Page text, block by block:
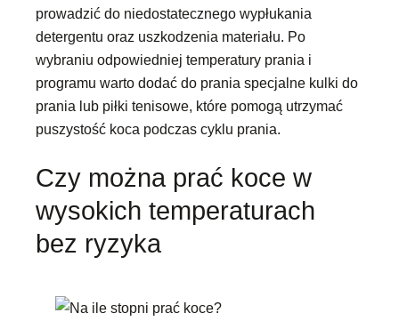
prowadzić do niedostatecznego wypłukania
detergentu oraz uszkodzenia materiału. Po
wybraniu odpowiedniej temperatury prania i
programu warto dodać do prania specjalne kulki do
prania lub piłki tenisowe, które pomogą utrzymać
puszystość koca podczas cyklu prania.
Czy można prać koce w
wysokich temperaturach
bez ryzyka